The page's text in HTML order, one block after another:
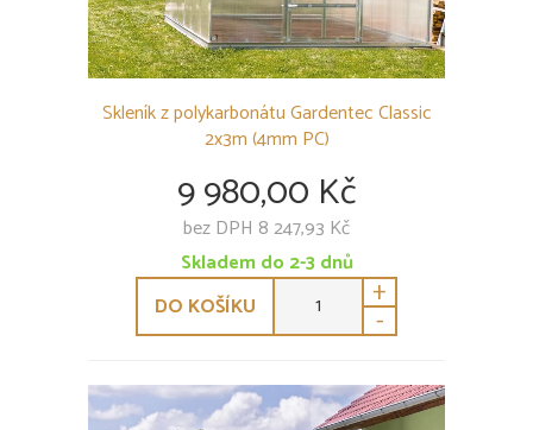
Skleník z polykarbonátu Gardentec Classic
2x3m (4mm PC)
9 980,00 Kč
bez DPH 8 247,93 Kč
Skladem do 2-3 dnů
DO KOŠÍKU
+
-